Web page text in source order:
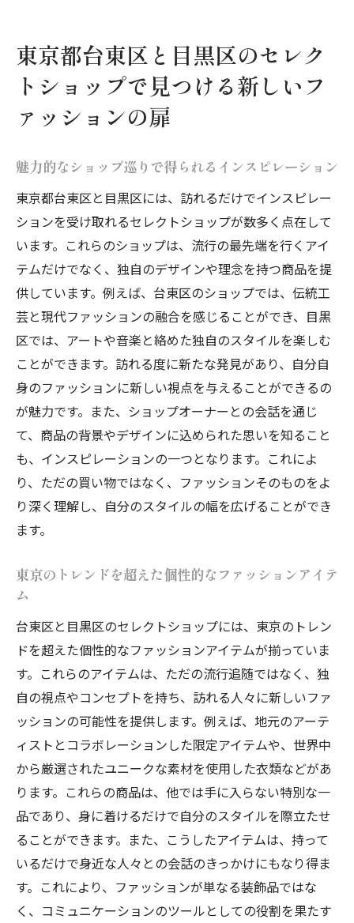
と独自スタイル
地域特有のデザインが光るファッションア
イテム
地元の職人による手仕事が生み出す上質な
ショップオーナーのこだわりが詰まったラ
インナップ
セレクトショップが生み出す東京ファッション
の新たな魅力
セレクトショップで発見する新しいファッ
ションの可能性
東京ならではの多様性が生み出すユニーク
なスタイル
流行を超えた個性派アイテムの魅力
ファッションの最前線を行くセレクトショ
職人技が光るアイテムの選び方と魅力
セレクトショップで感じる地域独自のカル
チャーとスタイル
手仕事の温もりが伝わるアイテムの魅力
職人の技術とデザインが融合したファッシ
ョン
オリジナリティを追求した一品を見つける
旅
東京の文化と歴史を感じるアイテム選び
手作りの魅力を直接体感できるショップ体
験
セレクトショップを巡り東京の個性派ファッシ
ョンを体感しよう
個性派スタイルを探すためのショップナビ
ゲーション
トレンドを超えた独自スタイルの提案
東京都台東区と目黒区のセレク
トショップで見つける新しいフ
ァッションの扉
魅力的なショップ巡りで得られるインスピレーション
東京都台東区と目黒区には、訪れるだけでインスピレー
ションを受け取れるセレクトショップが数多く点在して
います。これらのショップは、流行の最先端を行くアイ
テムだけでなく、独自のデザインや理念を持つ商品を提
供しています。例えば、台東区のショップでは、伝統工
芸と現代ファッションの融合を感じることができ、目黒
区では、アートや音楽と絡めた独自のスタイルを楽しむ
ことができます。訪れる度に新たな発見があり、自分自
身のファッションに新しい視点を与えることができるの
が魅力です。また、ショップオーナーとの会話を通じ
て、商品の背景やデザインに込められた思いを知ること
も、インスピレーションの一つとなります。これによ
り、ただの買い物ではなく、ファッションそのものをよ
り深く理解し、自分のスタイルの幅を広げることができ
ます。
東京のトレンドを超えた個性的なファッションアイテ
ム
台東区と目黒区のセレクトショップには、東京のトレン
ドを超えた個性的なファッションアイテムが揃っていま
す。これらのアイテムは、ただの流行追随ではなく、独
自の視点やコンセプトを持ち、訪れる人々に新しいファ
ッションの可能性を提供します。例えば、地元のアーテ
ィストとコラボレーションした限定アイテムや、世界中
から厳選されたユニークな素材を使用した衣類などがあ
ります。これらの商品は、他では手に入らない特別な一
品であり、身に着けるだけで自分のスタイルを際立たせ
ることができます。また、こうしたアイテムは、持って
いるだけで身近な人々との会話のきっかけにもなり得ま
す。これにより、ファッションが単なる装飾品ではな
く、コミュニケーションのツールとしての役割を果たす